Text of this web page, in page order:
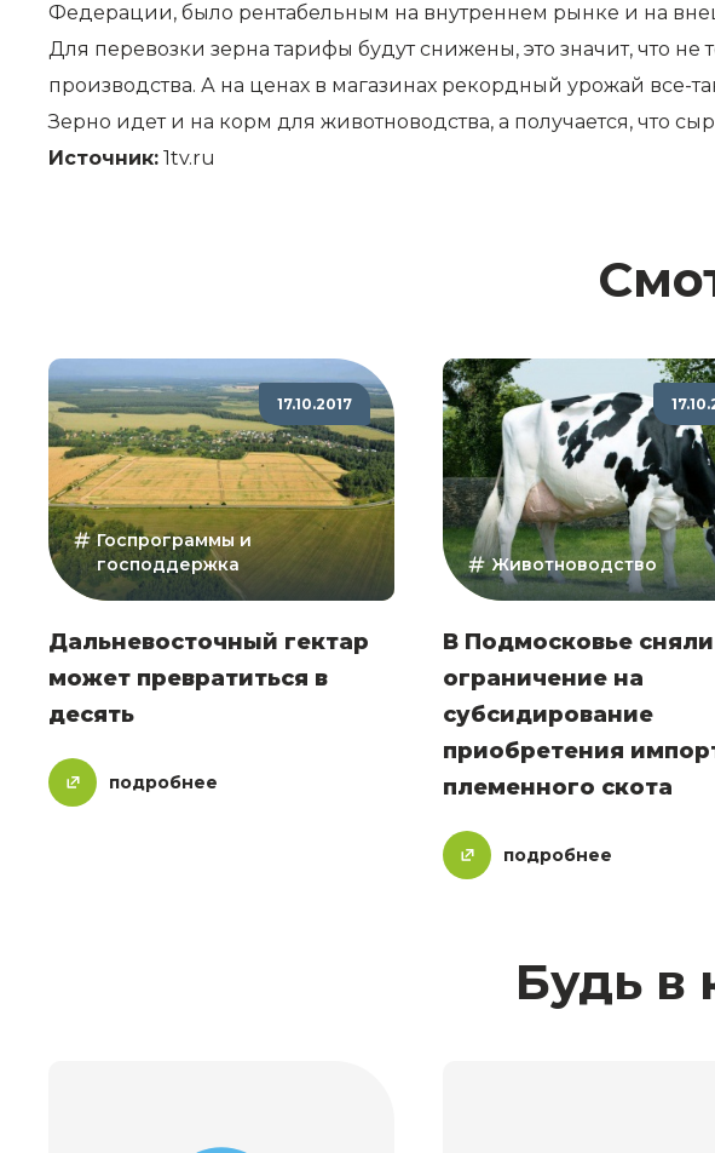
Федерации, было рентабельным на внутреннем рынке и на
Для перевозки зерна тарифы будут снижены, это значит, что
производства. А на ценах в магазинах рекордный урожай все-
Зерно идет и на корм для животноводства, а получается, что
Источник: 1tv.ru
17.10.2017
Госпрограммы и
господдержка
Дальневосточный гектар
может превратиться в
десять
подробнее
Животноводство
В Подмосковье сняли
ограничение на
субсидирование
приобретения
племенного скота
подробнее
Будь в